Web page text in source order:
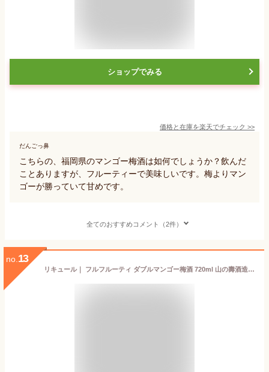
ショップでみる
価格と在庫を楽天でチェック >>
だんごっ鼻
こちらの、福岡県のマンゴー梅酒は如何でしょうか？飲んだ
ことありますが、フルーティーで美味しいです。梅よりマン
ゴーが勝っていて甘めです。
全てのおすすめコメント（2件）
no. 13
リキュール｜ フルフルーティ ダブルマンゴー梅酒 720ml 山の壽酒造 父の日ギフト